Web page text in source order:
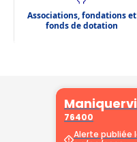
Associations, fondations et
fonds de dotation